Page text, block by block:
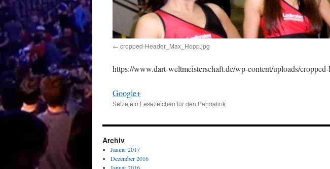
cropped-Header_Max_Hopp.jpg
https://www.dart-weltmeisterschaft.de/wp-content/uploads/
Google+
Setze ein Lesezeichen für den Permalink.
Archiv
Januar 2017
Dezember 2016
Januar 2016